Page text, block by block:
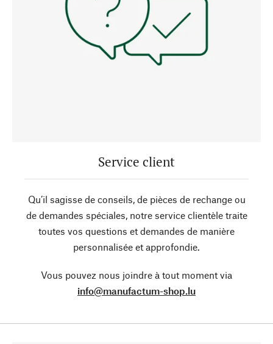
Service client
Qu’il sagisse de conseils, de pièces de rechange ou
de demandes spéciales, notre service clientèle traite
toutes vos questions et demandes de manière
personnalisée et approfondie.
Vous pouvez nous joindre à tout moment via
info@manufactum-shop.lu